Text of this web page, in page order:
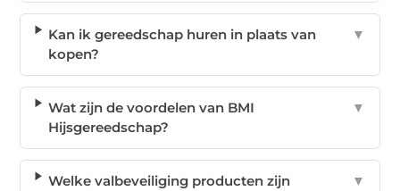
Kan ik gereedschap huren in plaats van
kopen?
▼
Wat zijn de voordelen van BMI
Hijsgereedschap?
▼
Welke valbeveiliging producten zijn
▼